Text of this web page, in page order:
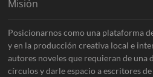
Misión
Posicionarnos como una plataforma
y en la producción creativa local e
autores noveles que requieran de una
círculos y darle espacio a escritores